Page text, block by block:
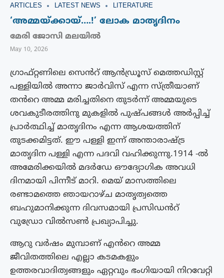
ARTICLES LATEST NEWS LITERATURE
‘അമ്മയ്ക്കായ്….!’ ലോക മാതൃദിനം
മേരി ജോസി മലയിൽ
May 10, 2026
ഗ്രാഫ്റ്റണിലെ സെൻറ് ആൻഡ്രൂസ് മെത്തഡിസ്റ്റ്
പള്ളിയിൽ അന്നാ ജാർവിസ് എന്ന സ്ത്രീയാണ്
തൻറെ അമ്മ മരിച്ചതിനെ തുടർന്ന് അമ്മയുടെ
ശവകുടീരത്തിനു മുകളിൽ പുഷ്പങ്ങൾ അർപ്പിച്ച്
പ്രാർത്ഥിച്ച് മാതൃദിനം എന്ന ആശയത്തിന്
തുടക്കമിട്ടത്. ഈ പള്ളി ഇന്ന് അന്താരാഷ്ട്ര
മാതൃദിന പള്ളി എന്ന പദവി വഹിക്കുന്നു.1914 -ൽ
അമേരിക്കയിൽ മദർഡേ ഔദ്യോഗിക അവധി
ദിനമായി പിന്നീട് മാറി. മെയ് മാസത്തിലെ
രണ്ടാമത്തെ ഞായറാഴ്ച മാതൃത്വത്തെ
ബഹുമാനിക്കുന്ന ദിവസമായി പ്രസിഡൻറ്
വുഡ്രോ വിൽസൺ പ്രഖ്യാപിച്ചു.
ആറു വർഷം മുമ്പാണ് എൻറെ അമ്മ
ജീവിതത്തിലെ എല്ലാ കടമകളും
ഉത്തരവാദിത്വങ്ങളും ഏറ്റവും ഭംഗിയായി നിറവേറ്റി